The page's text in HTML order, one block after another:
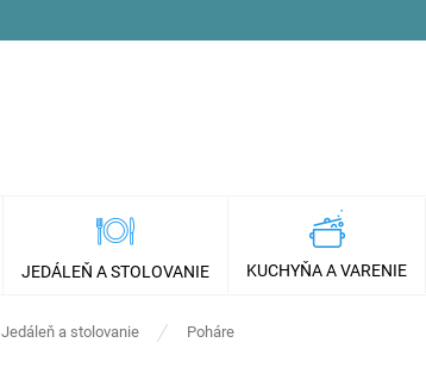
JEDÁLEŇ A STOLOVANIE KUCHYŇA A VARENIE
Jedáleň a stolovanie Poháre